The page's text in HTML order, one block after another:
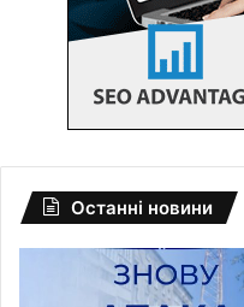
Останні новини